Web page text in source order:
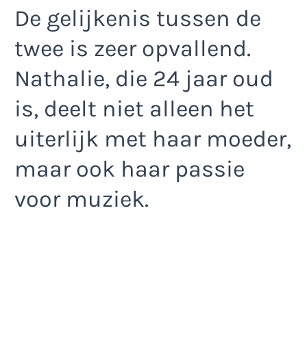
De gelijkenis tussen de
twee is zeer opvallend.
Nathalie, die 24 jaar oud
is, deelt niet alleen het
uiterlijk met haar moeder,
maar ook haar passie
voor muziek.